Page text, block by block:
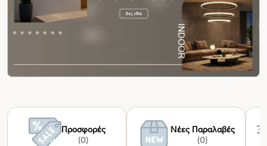
Προσφορές
(0)
Νέες Παραλαβές
(0)